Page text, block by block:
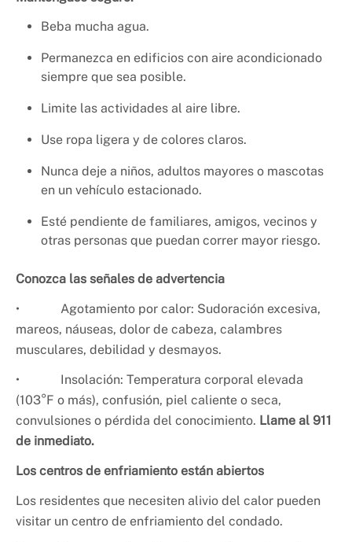
Beba mucha agua.
Permanezca en edificios con aire acondicionado
siempre que sea posible.
Limite las actividades al aire libre.
Use ropa ligera y de colores claros.
Nunca deje a niños, adultos mayores o mascotas
en un vehículo estacionado.
Esté pendiente de familiares, amigos, vecinos y
otras personas que puedan correr mayor riesgo.
Conozca las señales de advertencia
• Agotamiento por calor: Sudoración excesiva,
mareos, náuseas, dolor de cabeza, calambres
musculares, debilidad y desmayos.
• Insolación: Temperatura corporal elevada
(103°F o más), confusión, piel caliente o seca,
convulsiones o pérdida del conocimiento. Llame al 911
de inmediato.
Los centros de enfriamiento están abiertos
Los residentes que necesiten alivio del calor pueden
visitar un centro de enfriamiento del condado.